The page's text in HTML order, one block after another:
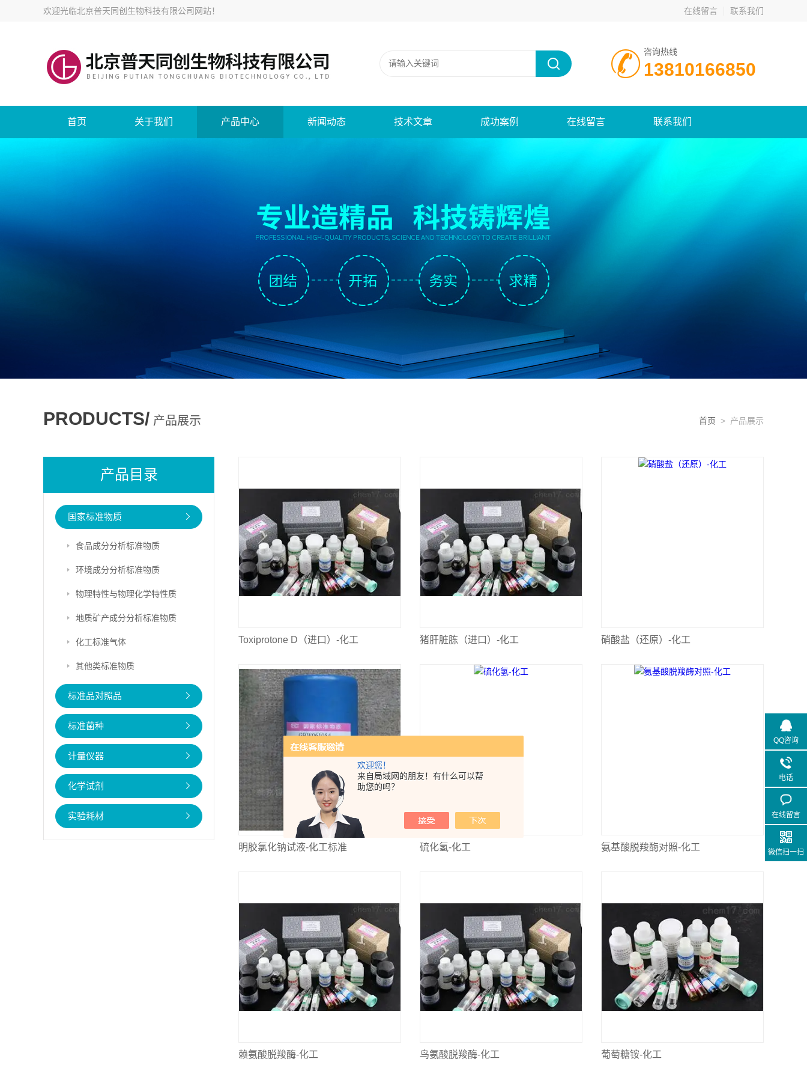
欢迎您！
来自局域网的朋友！有什么可以帮
助您的吗？
欢迎光临北京普天同创生物科技有限公司网站！ 在线留言 联系我们
咨询热线
13810166850
首页 关于我们 产品中心 新闻动态 技术文章 成功案例 在线留言 联系我们
PRODUCTS/ 产品展示 首页 > 产品展示
产品目录
国家标准物质
食品成分分析标准物质
环境成分分析标准物质
物理特性与物理化学特性质
地质矿产成分分析标准物质
化工标准气体
其他类标准物质
标准品对照品
标准菌种
计量仪器
化学试剂
实验耗材
Toxiprotone D（进口）-化工 猪肝脏胨（进口）-化工 硝酸盐（还原）-化工
明胶氯化钠试液-化工标准 硫化氢-化工 氨基酸脱羧酶对照-化工
赖氨酸脱羧酶-化工 鸟氨酸脱羧酶-化工 葡萄糖铵-化工
QQ咨询
电话
在线留言
微信扫一扫